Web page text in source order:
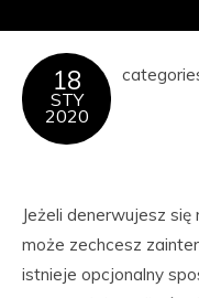
18
STY
2020
Jeżeli denerwujesz
może zechcesz
istnieje opcjonalny